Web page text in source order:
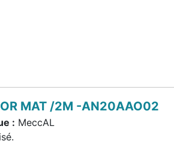
OR MAT /2M -AN20AAO02
: MeccAL